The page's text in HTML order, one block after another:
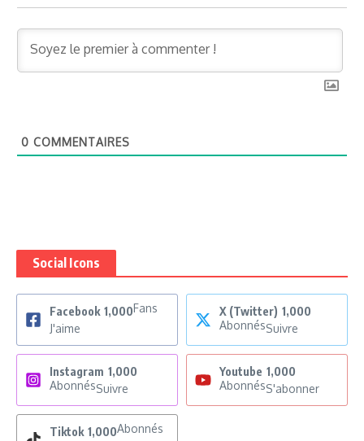
0 COMMENTAIRES
Social Icons
Facebook 1,000Fans
J'aime
X (Twitter) 1,000
AbonnésSuivre
Instagram 1,000
AbonnésSuivre
Youtube 1,000
AbonnésS'abonner
Tiktok 1,000Abonnés